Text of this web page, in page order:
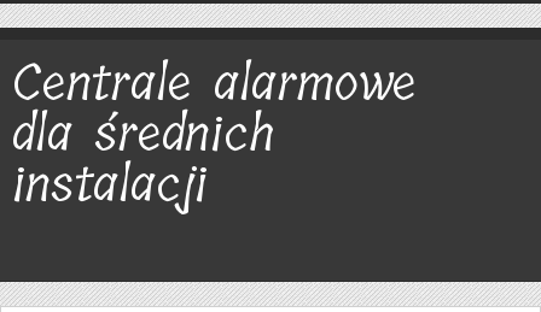
Centrale alarmowe
dla średnich
instalacji